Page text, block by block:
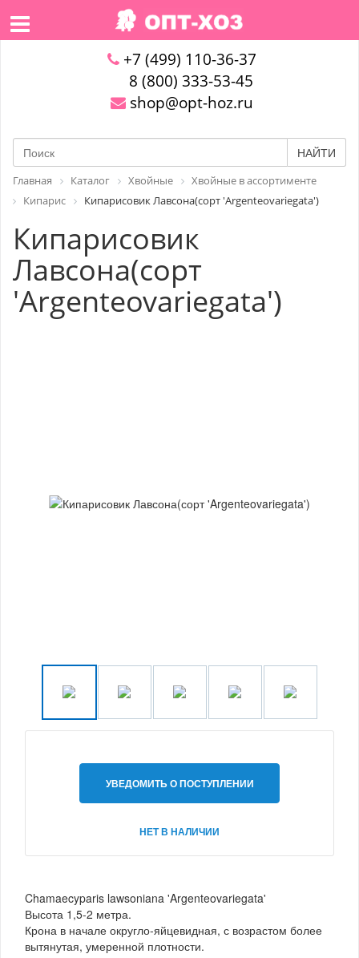
+7 (499) 110-36-37
8 (800) 333-53-45
shop@opt-hoz.ru
НАЙТИ
Главная Каталог Хвойные
Хвойные в ассортименте
Кипарис
Кипарисовик Лавсона(сорт 'Argenteovariegata')
Кипарисовик
Лавсона(сорт
'Argenteovariegata')
УВЕДОМИТЬ О ПОСТУПЛЕНИИ
НЕТ В НАЛИЧИИ
Chamaecyparis lawsoniana 'Argenteovariegata'
Высота 1,5-2 метра.
Крона в начале округло-яйцевидная, с возрастом более
вытянутая, умеренной плотности.